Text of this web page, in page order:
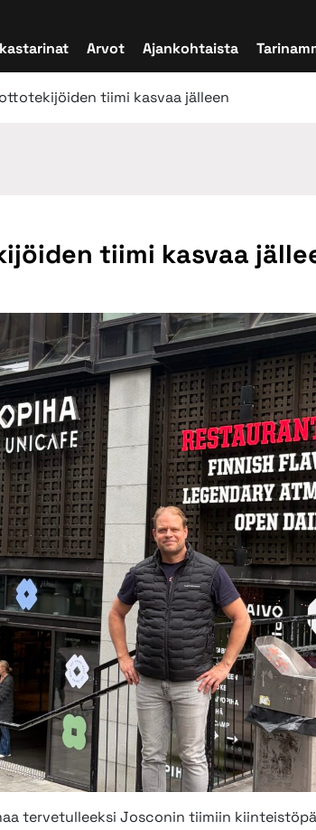
Arvot Ajankohtaista
tiimi kasvaa jälleen
tiimi kasvaa
tervetulleeksi Josconin tiimiin